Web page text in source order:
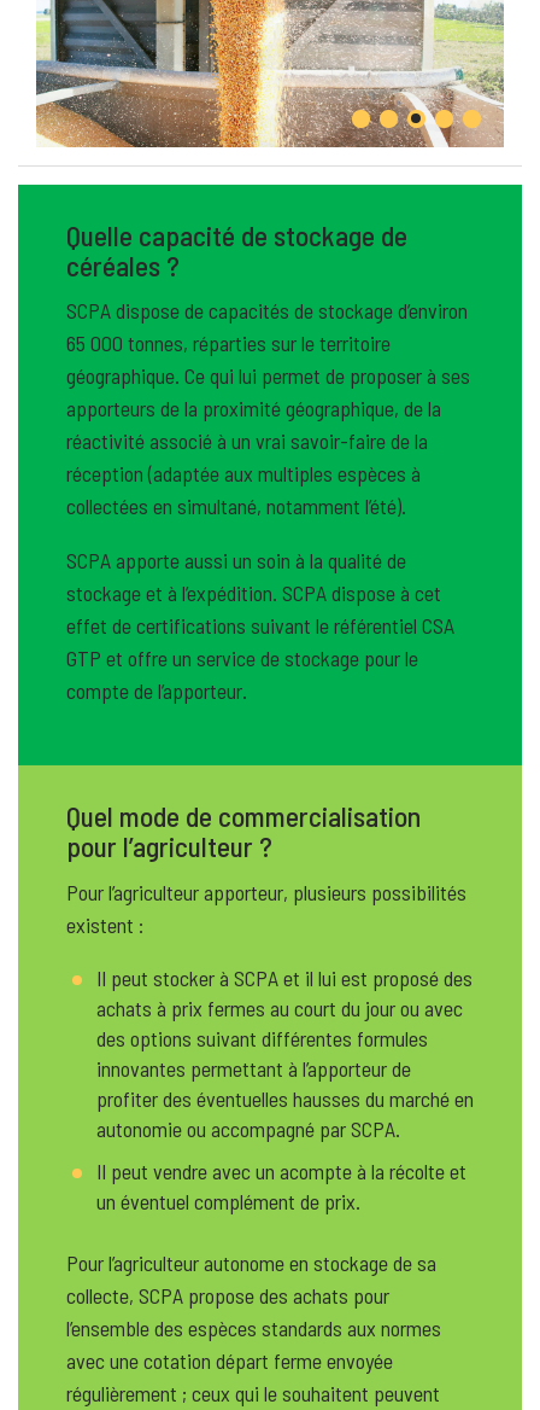
Quelle capacité de stockage de
céréales ?
SCPA dispose de capacités de stockage d’environ
65 000 tonnes, réparties sur le territoire
géographique. Ce qui lui permet de proposer à ses
apporteurs de la proximité géographique, de la
réactivité associé à un vrai savoir-faire de la
réception (adaptée aux multiples espèces à
collectées en simultané, notamment l’été).
SCPA apporte aussi un soin à la qualité de
stockage et à l’expédition. SCPA dispose à cet
effet de certifications suivant le référentiel CSA
GTP et offre un service de stockage pour le
compte de l’apporteur.
Quel mode de commercialisation
pour l’agriculteur ?
Pour l’agriculteur apporteur, plusieurs possibilités
existent :
Il peut stocker à SCPA et il lui est proposé des
achats à prix fermes au court du jour ou avec
des options suivant différentes formules
innovantes permettant à l’apporteur de
profiter des éventuelles hausses du marché en
autonomie ou accompagné par SCPA.
Il peut vendre avec un acompte à la récolte et
un éventuel complément de prix.
Pour l’agriculteur autonome en stockage de sa
collecte, SCPA propose des achats pour
l’ensemble des espèces standards aux normes
avec une cotation départ ferme envoyée
régulièrement ; ceux qui le souhaitent peuvent